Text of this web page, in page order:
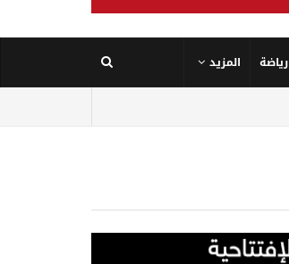
رياضة المزيد